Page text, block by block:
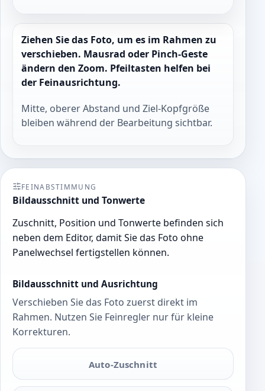
Ziehen Sie das Foto, um es im Rahmen zu
verschieben. Mausrad oder Pinch-Geste
ändern den Zoom. Pfeiltasten helfen bei
der Feinausrichtung.
Mitte, oberer Abstand und Ziel-Kopfgröße
bleiben während der Bearbeitung sichtbar.
FEINABSTIMMUNG
Bildausschnitt und Tonwerte
Zuschnitt, Position und Tonwerte befinden sich
neben dem Editor, damit Sie das Foto ohne
Panelwechsel fertigstellen können.
Bildausschnitt und Ausrichtung
Verschieben Sie das Foto zuerst direkt im
Rahmen. Nutzen Sie Feinregler nur für kleine
Korrekturen.
Auto-Zuschnitt